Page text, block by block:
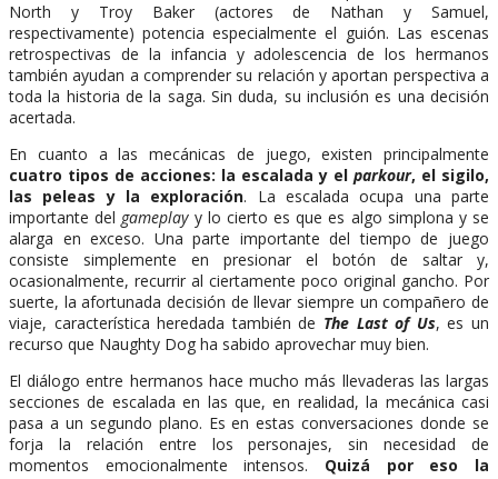
North y Troy Baker (actores de Nathan y Samuel,
respectivamente) potencia especialmente el guión. Las escenas
retrospectivas de la infancia y adolescencia de los hermanos
también ayudan a comprender su relación y aportan perspectiva a
toda la historia de la saga. Sin duda, su inclusión es una decisión
acertada.
En cuanto a las mecánicas de juego, existen principalmente
cuatro tipos de acciones: la escalada y el parkour, el sigilo,
las peleas y la exploración. La escalada ocupa una parte
importante del gameplayy lo cierto es que es algo simplona y se
alarga en exceso. Una parte importante del tiempo de juego
consiste simplemente en presionar el botón de saltar y,
ocasionalmente, recurrir al ciertamente poco original gancho. Por
suerte, la afortunada decisión de llevar siempre un compañero de
viaje, característica heredada también de The Last of Us, es un
recurso que Naughty Dog ha sabido aprovechar muy bien.
El diálogo entre hermanos hace mucho más llevaderas las largas
secciones de escalada en las que, en realidad, la mecánica casi
pasa a un segundo plano. Es en estas conversaciones donde se
forja la relación entre los personajes, sin necesidad de
momentos emocionalmente intensos. Quizá por eso la